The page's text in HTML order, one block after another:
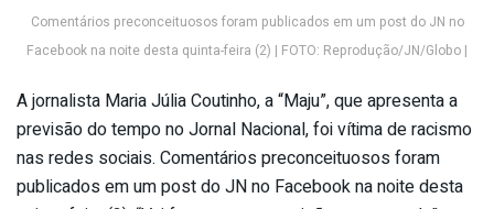
Comentários preconceituosos foram publicados em um post do JN no
Facebook na noite desta quinta-feira (2) | FOTO: Reprodução/JN/Globo |
A jornalista Maria Júlia Coutinho, a “Maju”, que apresenta a
previsão do tempo no Jornal Nacional, foi vítima de racismo
nas redes sociais. Comentários preconceituosos foram
publicados em um post do JN no Facebook na noite desta